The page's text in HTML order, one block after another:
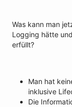
Was kann man
Logging hätte
erfüllt?
Man hat
inklusive
Die